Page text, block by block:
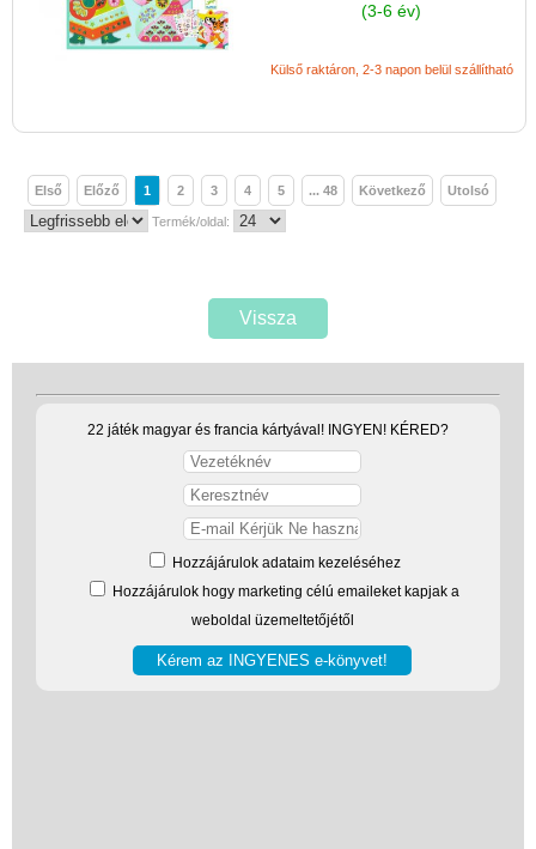
(3-6 év)
Külső raktáron, 2-3 napon belül szállítható
Első Előző 1 2 3 4 5 ... 48 Következő Utolsó
Termék/oldal:
Vissza
22 játék magyar és francia kártyával! INGYEN! KÉRED?
Hozzájárulok adataim kezeléséhez
Hozzájárulok hogy marketing célú emaileket kapjak a
weboldal üzemeltetőjétől